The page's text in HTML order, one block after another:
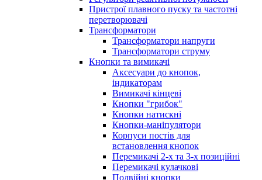
Пристрої плавного пуску та частотні
перетворювачі
Трансформатори
Трансформатори напруги
Трансформатори струму
Кнопки та вимикачі
Аксесуари до кнопок,
індикаторам
Вимикачі кінцеві
Кнопки "грибок"
Кнопки натискні
Кнопки-маніпулятори
Корпуси постів для
встановлення кнопок
Перемикачі 2-х та 3-х позиційні
Перемикачі кулачкові
Подвійні кнопки